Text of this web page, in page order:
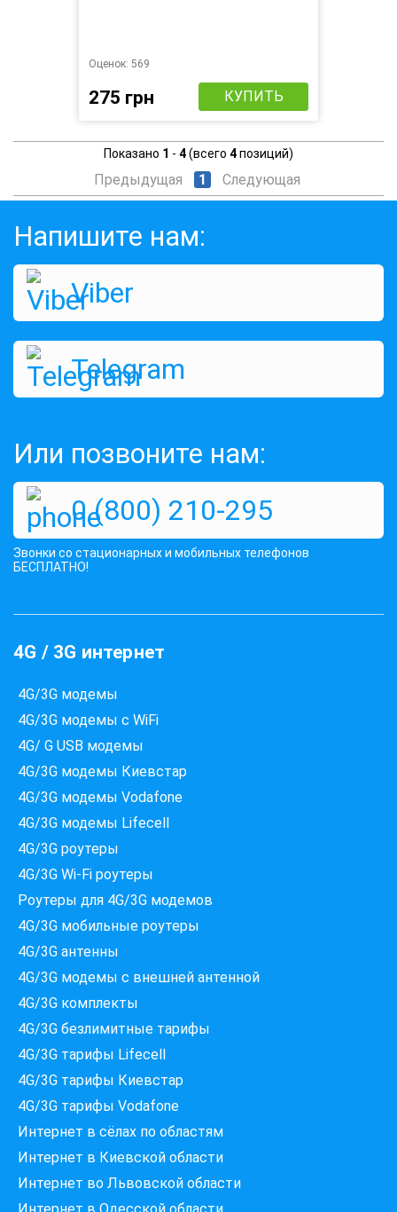
Оценок: 569
275 грн КУПИТЬ
Показано 1 - 4(всего 4позиций)
Предыдущая 1 Следующая
Напишите нам:
Viber
Telegram
Или позвоните нам:
0 (800) 210-295
Звонки со стационарных и мобильных телефонов
БЕСПЛАТНО!
4G / 3G интернет
4G/3G модемы
4G/3G модемы с WiFi
4G/ G USB модемы
4G/3G модемы Киевстар
4G/3G модемы Vodafone
4G/3G модемы Lifecell
4G/3G роутеры
4G/3G Wi-Fi роутеры
Роутеры для 4G/3G модемов
4G/3G мобильные роутеры
4G/3G антенны
4G/3G модемы c внешней антенной
4G/3G комплекты
4G/3G безлимитные тарифы
4G/3G тарифы Lifecell
4G/3G тарифы Киевстар
4G/3G тарифы Vodafone
Интернет в сёлах по областям
Интернет в Киевской области
Интернет во Львовской области
Які провайдери працюють
за вашою адресою?
Перевірте доступність інтернету за 30 секунд
375+ провайдерів в базі
Введіть вашу адресу